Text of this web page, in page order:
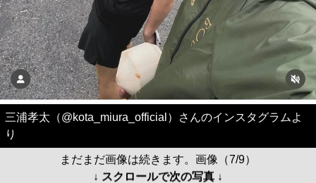
三浦孝太（@kota_miura_official）さんのインスタグラムよ
り
まだまだ画像は続きます。画像（7/9）
↓ スクロールで次の写真 ↓